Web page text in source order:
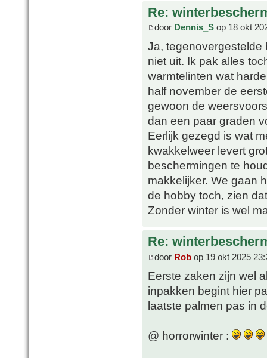
Re:
door Dennis_S op 18 okt
Ja, tegenovergestelde
niet uit. Ik pak alles
warmtelinten wat
half november de
gewoon de
dan een paar graden
Eerlijk gezegd is wat
kwakkelweer levert
beschermingen te
makkelijker. We gaan
de hobby toch, zien
Zonder winter is wel
Re:
door Rob op 19 okt 2025
Eerste zaken zijn wel
inpakken begint hier
laatste palmen pas in
@ horrorwinter :